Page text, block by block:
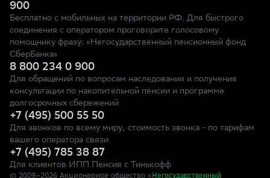
900
Бесплатно с мобильных на территории РФ. Для быстрого
соединения с оператором проговорите голосовому
помощнику фразу: «Негосударственный пенсионный фонд
СберБанка»
8 800 234 0 900
Для обращений по вопросам наследования и получения
консультации по накопительной пенсии и программе
долгосрочных сбережений
+7 (495) 500 55 50
Для звонков по всему миру, стоимость звонка - по тарифам
вашего оператора связи
+7 (495) 785 38 87
Для клиентов ИПП Пенсия с Тинькофф
© 2009–2026 Акционерное общество « Негосударственный